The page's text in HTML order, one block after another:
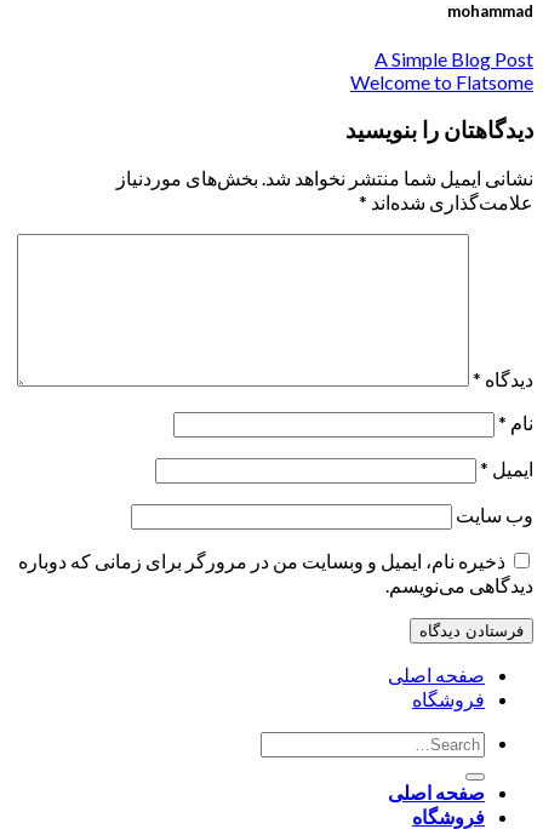
mohammad
A Simple Blog Post
Welcome to Flatsome
دیدگاهتان را بنویسید
نشانی ایمیل شما منتشر نخواهد شد. بخش‌های موردنیاز
علامت‌گذاری شده‌اند *
دیدگاه *
نام *
ایمیل *
وب‌ سایت
ذخیره نام، ایمیل و وبسایت من در مرورگر برای زمانی که دوباره
دیدگاهی می‌نویسم.
صفحه اصلی
فروشگاه
صفحه اصلی
فروشگاه